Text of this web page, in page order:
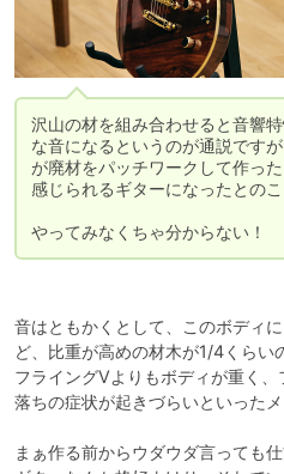
沢山の材を組み合わせると音響
な音になるというのが通説です
が廃材をパッチワークして作っ
感じられるギターになったとのこ
やってみなくちゃ分からない！
音はともかくとして、このボディ
ど、比重が高めの材木が1/4くらい
フライングVよりもボディが重く
落ちの症状が起きづらいといった
まぁ作る前からウダウダ言っても仕